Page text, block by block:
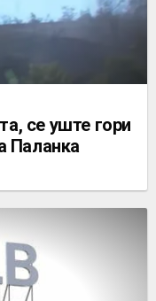
се уште гори
Паланка